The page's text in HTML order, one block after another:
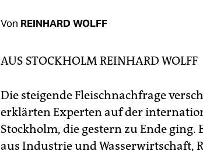
Von REINHARD WOLFF
AUS STOCKHOLM REINHARD WOLFF
Die steigende Fleischnachfrage
erklärten Experten auf der
Stockholm, die gestern zu Ende ging.
aus Industrie und Wasserwirtschaft,